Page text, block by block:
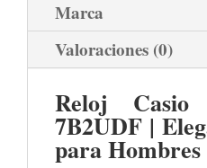
Marca
Valoraciones (0)
Reloj Casio
7B2UDF |
para Hombres